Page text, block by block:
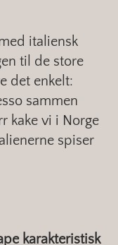
italiensk
til de store
det enkelt:
sammen
kake vi i Norge
spiser
karakteristisk